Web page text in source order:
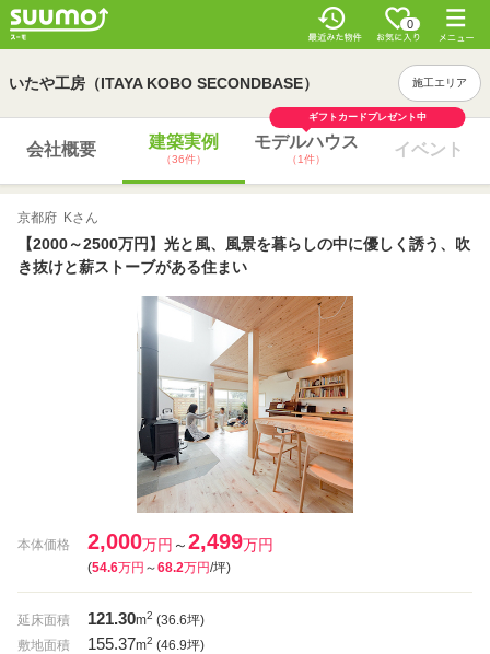
0
いたや工房（ITAYA KOBO SECONDBASE） 施工エリア
会社概要 建築実例
（36件）
ギフトカードプレゼント中
モデルハウス
（1件）
イベント
京都府 Kさん
【2000～2500万円】光と風、風景を暮らしの中に優しく誘う、吹
き抜けと薪ストーブがある住まい
本体価格 2,000万円 ～2,499万円
(54.6万円 ～68.2万円/坪)
延床面積 121.30m2 (36.6坪)
敷地面積
155.37m2 (46.9坪)